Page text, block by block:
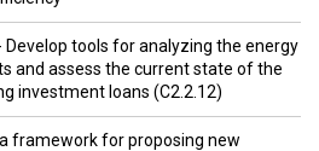
tools for analyzing the energy
and assess the current state of the
investment loans (C2.2.12)
a framework for proposing new